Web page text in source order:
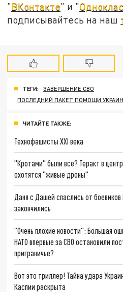
"ВКонтакте" и "
подписывайтесь на наш
ТЕГИ:
ЗАВЕРШЕНИЕ СВО
ПОСЛЕДНИЙ ПАКЕТ ПОМОЩИ
ЧИТАЙТЕ ТАКЖЕ:
Технофашисты XXI века
"Кротами" были все? Теракт в
охотятся "живые дроны"
Даня с Дашей спаслись от
закончились
"Очень плохие новости": Большая
НАТО впервые за СВО остановили
приграничье?
Вот это триллер! Тайна удара
Каспии раскрыта